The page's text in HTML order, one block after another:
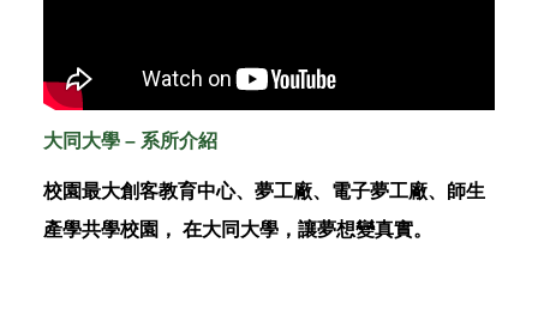
大同大學 – 系所介紹
校園最大創客教育中心、夢工廠、電子夢工廠、師生
產學共學校園， 在大同大學，讓夢想變真實。